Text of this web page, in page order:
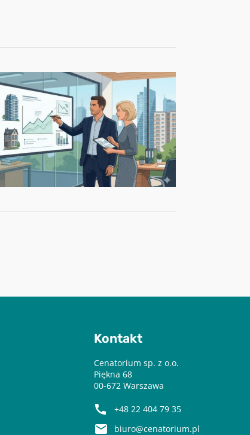
Kontakt
Cenatorium sp. z o.o.
Piękna 68
00-672 Warszawa
+48 22 404 79 35
biuro@cenatorium.pl